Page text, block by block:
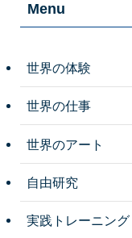
Menu
世界の体験
世界の仕事
世界のアート
自由研究
実践トレーニング